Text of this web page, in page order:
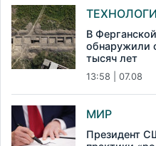
В
обнаружили
тысяч лет
13:58 | 07.08
МИР
Президент